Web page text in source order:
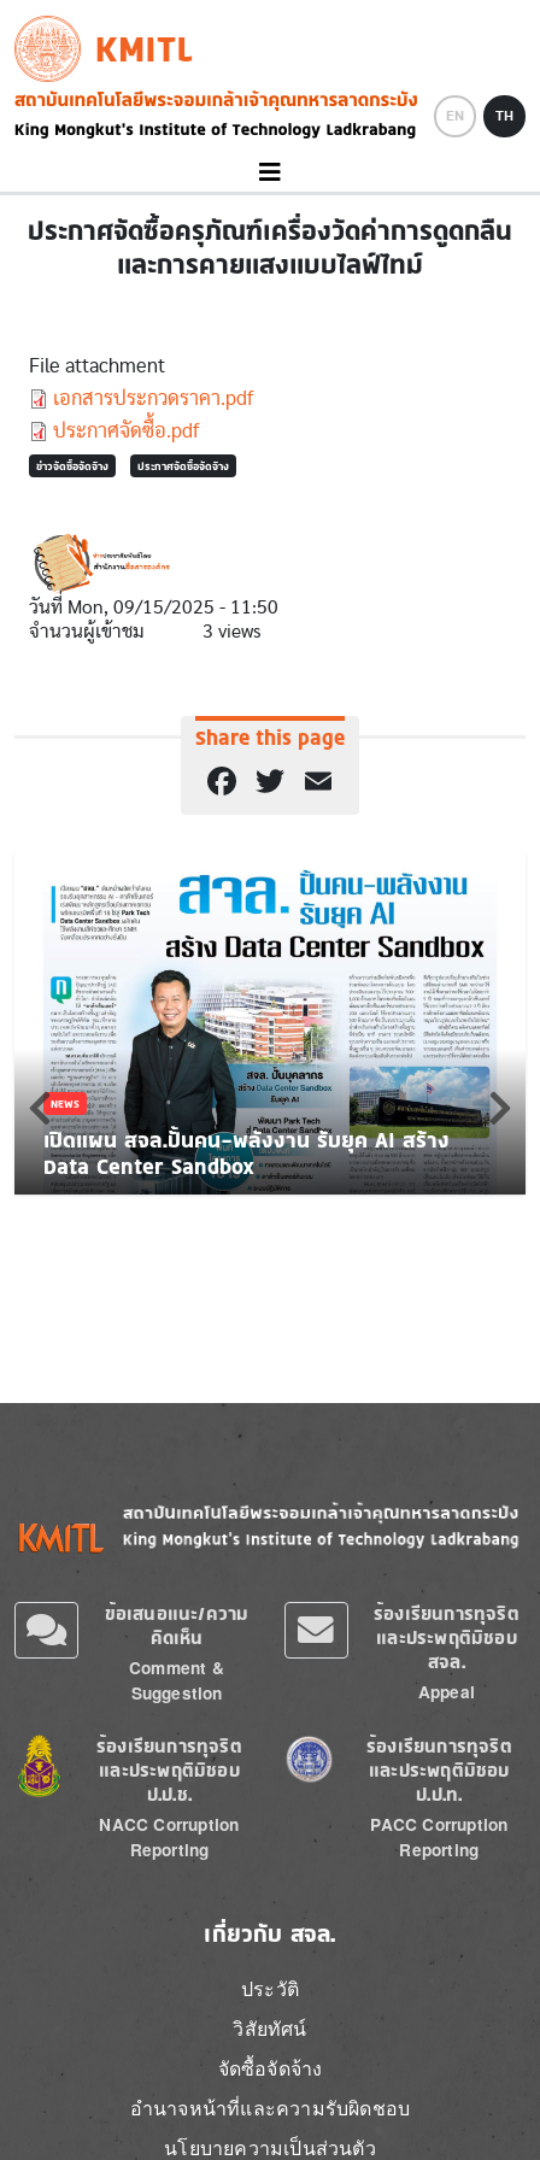
Skip to main content
KMITL
Image
EN TH
ประกาศจัดซื้อครุภัณฑ์เครื่องวัดค่าการดูดกลืน
และการคายแสงแบบไลฟ์ไทม์
File attachment
Document
เอกสารประกวดราคา.pdf
Document
ประกาศจัดซื้อ.pdf
ข่าวจัดซื้อจัดจ้าง ประกาศจัดซื้อจัดจ้าง
วันที่ Mon, 09/15/2025 - 11:50
จำนวนผู้เข้าชม
3 views
Share this page
Facebook
Twitter
NEWS
เปิดแผน สจล.ปั้นคน-พลังงาน รับยุค AI สร้าง
Data Center Sandbox
Image
ข้อเสนอแนะ/ความ
คิดเห็น
Comment &
Suggestion
ร้องเรียนการทุจริต
และประพฤติมิชอบ
สจล.
Appeal
Image
ร้องเรียนการทุจริต
และประพฤติมิชอบ
ป.ป.ช.
NACC Corruption
Reporting
Image
ร้องเรียนการทุจริต
และประพฤติมิชอบ
ป.ป.ท.
PACC Corruption
Reporting
เกี่ยวกับ สจล.
ประวัติ
วิสัยทัศน์
จัดซื้อจัดจ้าง
อำนาจหน้าที่และความรับผิดชอบ
นโยบายความเป็นส่วนตัว